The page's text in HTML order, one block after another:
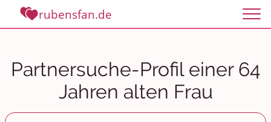
rubensfan.de
Partnersuche-Profil einer 64
Jahren alten Frau